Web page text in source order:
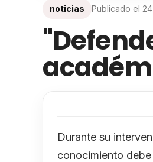
noticias Publicado el
Durante su
conocimiento debe